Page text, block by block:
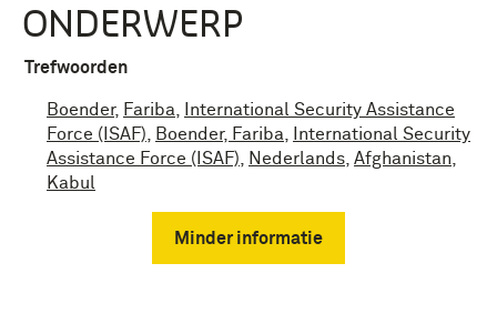
ONDERWERP
Trefwoorden
Boender, Fariba
International Security Assistance
Force (ISAF)
Boender, Fariba
International Security
Assistance Force (ISAF)
Nederlands Afghanistan
Kabul
Minder informatie